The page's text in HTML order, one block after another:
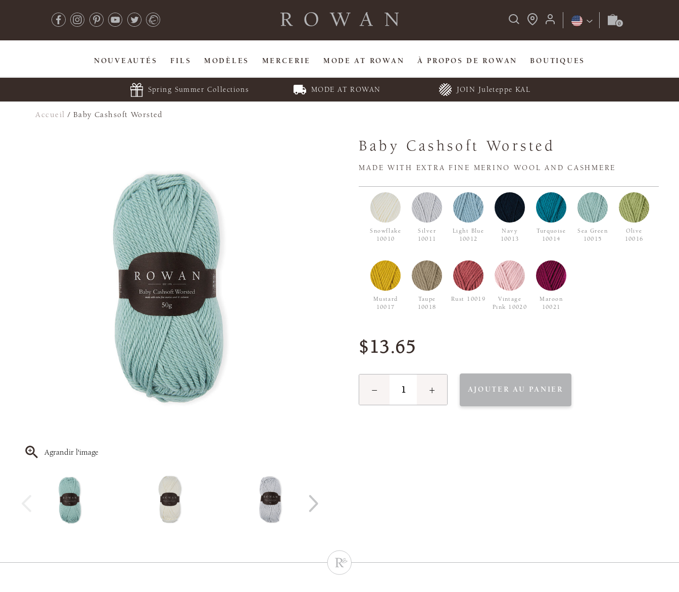
NOUVEAUTÉS FILS MODÈLES MERCERIE MODE AT ROWAN À PROPOS DE ROWAN BOUTIQUES
Spring Summer Collections MODE AT ROWAN JOIN Juleteppe KAL
Accueil / Baby Cashsoft Worsted
Agrandir l'image
Baby Cashsoft Worsted
MADE WITH EXTRA FINE MERINO WOOL AND CASHMERE
Snowflake
10010
Silver
10011
Light Blue
10012
Navy
10013
Turquoise
10014
Sea Green
10015
Olive
10016
Mustard
10017
Taupe
10018
Rust 10019
Vintage
Pink 10020
Maroon
10021
$13.65
− + AJOUTER AU PANIER